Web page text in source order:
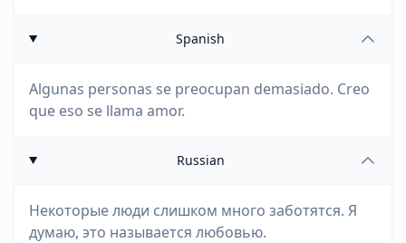
Spanish
Algunas personas se preocupan demasiado. Creo
que eso se llama amor.
Russian
Некоторые люди слишком много заботятся. Я
думаю, это называется любовью.